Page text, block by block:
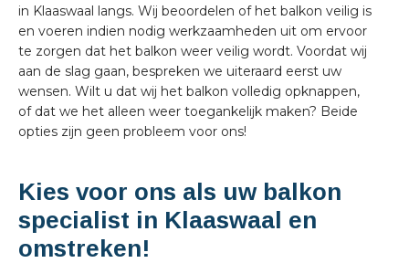
in Klaaswaal langs. Wij beoordelen of het balkon veilig is
en voeren indien nodig werkzaamheden uit om ervoor
te zorgen dat het balkon weer veilig wordt. Voordat wij
aan de slag gaan, bespreken we uiteraard eerst uw
wensen. Wilt u dat wij het balkon volledig opknappen,
of dat we het alleen weer toegankelijk maken? Beide
opties zijn geen probleem voor ons!
Kies voor ons als uw balkon
specialist in Klaaswaal en
omstreken!